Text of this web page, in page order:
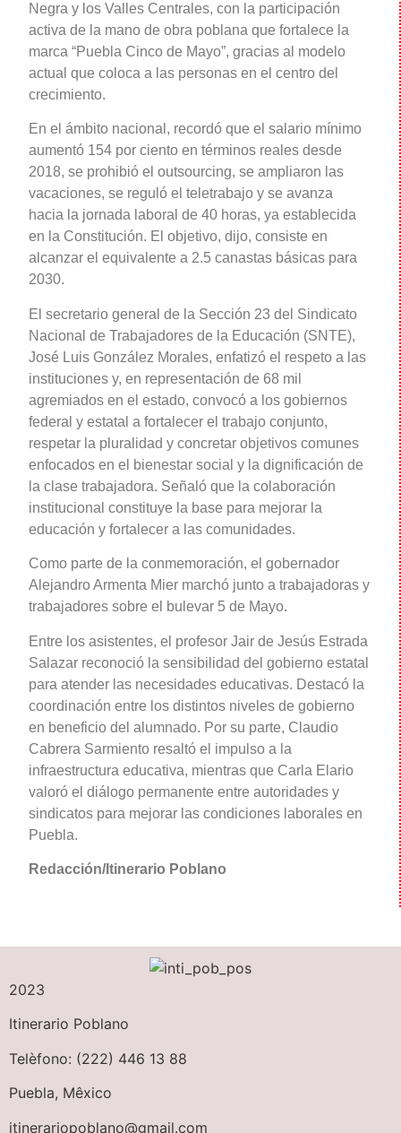
Negra y los Valles Centrales, con la participación
activa de la mano de obra poblana que fortalece la
marca “Puebla Cinco de Mayo”, gracias al modelo
actual que coloca a las personas en el centro del
crecimiento.
En el ámbito nacional, recordó que el salario mínimo
aumentó 154 por ciento en términos reales desde
2018, se prohibió el outsourcing, se ampliaron las
vacaciones, se reguló el teletrabajo y se avanza
hacia la jornada laboral de 40 horas, ya establecida
en la Constitución. El objetivo, dijo, consiste en
alcanzar el equivalente a 2.5 canastas básicas para
2030.
El secretario general de la Sección 23 del Sindicato
Nacional de Trabajadores de la Educación (SNTE),
José Luis González Morales, enfatizó el respeto a las
instituciones y, en representación de 68 mil
agremiados en el estado, convocó a los gobiernos
federal y estatal a fortalecer el trabajo conjunto,
respetar la pluralidad y concretar objetivos comunes
enfocados en el bienestar social y la dignificación de
la clase trabajadora. Señaló que la colaboración
institucional constituye la base para mejorar la
educación y fortalecer a las comunidades.
Como parte de la conmemoración, el gobernador
Alejandro Armenta Mier marchó junto a trabajadoras y
trabajadores sobre el bulevar 5 de Mayo.
Entre los asistentes, el profesor Jair de Jesús Estrada
Salazar reconoció la sensibilidad del gobierno estatal
para atender las necesidades educativas. Destacó la
coordinación entre los distintos niveles de gobierno
en beneficio del alumnado. Por su parte, Claudio
Cabrera Sarmiento resaltó el impulso a la
infraestructura educativa, mientras que Carla Elario
valoró el diálogo permanente entre autoridades y
sindicatos para mejorar las condiciones laborales en
Puebla.
Redacción/Itinerario Poblano
2023
Itinerario Poblano
Telèfono: (222) 446 13 88
Puebla, Mêxico
itinerariopoblano@gmail.com